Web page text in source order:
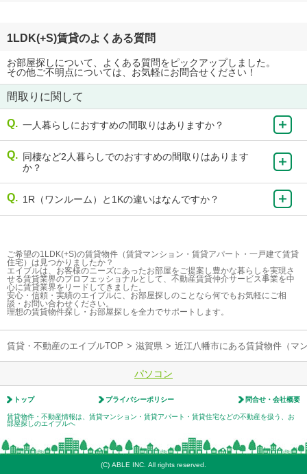
1LDK(+S)賃貸のよくある質問
お部屋探しについて、よくある質問をピックアップしました。
その他ご不明点については、お気軽にお問合せください！
間取りに関して
一人暮らしにおすすめの間取りはありますか？
同棲など2人暮らしでのおすすめの間取りはあります
か？
1R（ワンルーム）と1Kの違いはなんですか？
ご希望の1LDK(+S)の賃貸物件（賃貸マンション・賃貸アパート・一戸建て賃貸
住宅）は見つかりましたか？
エイブルは、お客様のニーズにあったお部屋をご提案し豊かな暮らしを実現さ
せる賃貸業界のプロフェッショナルとして、不動産賃貸仲介サービス事業を中
心に賃貸業界をリードしてきました。
安心・信頼・実績のエイブルに、お部屋探しのことなら何でもお気軽にご相
談・お問い合わせください。
理想の賃貸物件探し・お部屋探しを全力でサポートします。
賃貸・不動産のエイブルTOP > 滋賀県 > 近江八幡市にある賃貸物件（マ
パソコン
トップ プライバシーポリシー 問合せ・会社概要
賃貸物件・不動産情報は、賃貸マンション・賃貸アパート・賃貸住宅などの不動産を扱う、お
部屋探しのエイブルへ
(C) ABLE INC. All rights reserved.